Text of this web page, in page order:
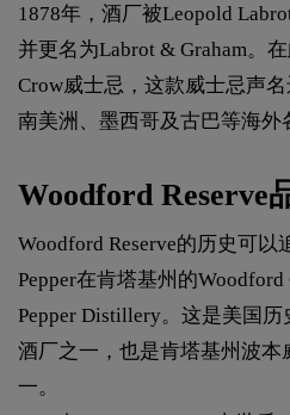
1878年，酒厂被Leopold
并更名为Labrot & Graham。
Crow威士忌，这款威士忌声名
南美洲、墨西哥及古巴等海外
Woodford Reserve
Woodford Reserve的历史可
Pepper在肯塔基州的
Pepper Distillery。这是美国
酒厂之一，也是肯塔基州波本
一。